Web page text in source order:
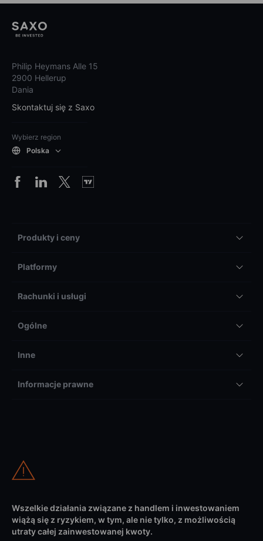
Philip Heymans Alle 15
2900 Hellerup
Dania
Skontaktuj się z Saxo
Wybierz region
Polska
Produkty i ceny
Platformy
Rachunki i usługi
Ogólne
Inne
Informacje prawne
Wszelkie działania związane z handlem i inwestowaniem
wiążą się z ryzykiem, w tym, ale nie tylko, z możliwością
utraty całej zainwestowanej kwoty.